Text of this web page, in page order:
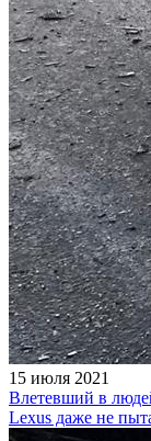
15 июля 2021
Влетевший в
Lexus даже не